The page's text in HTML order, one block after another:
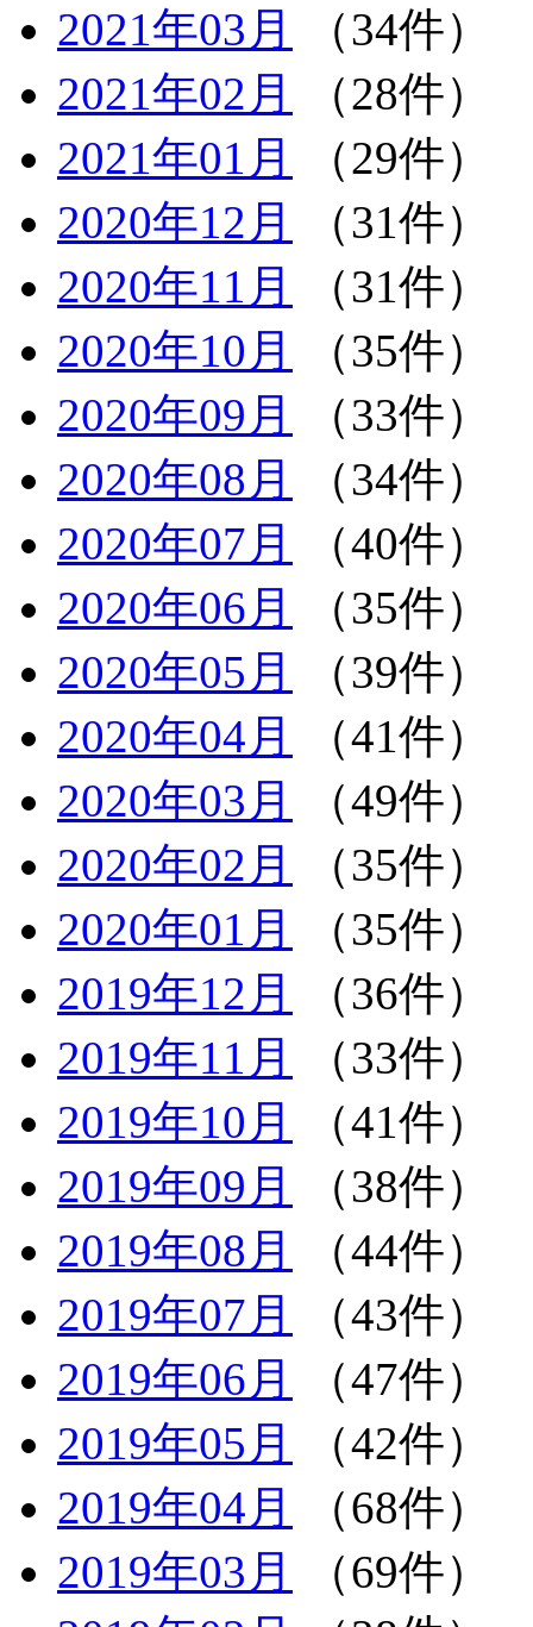
2021年03月
（34件）
2021年02月
（28件）
2021年01月
（29件）
2020年12月
（31件）
2020年11月
（31件）
2020年10月
（35件）
2020年09月
（33件）
2020年08月
（34件）
2020年07月
（40件）
2020年06月
（35件）
2020年05月
（39件）
2020年04月
（41件）
2020年03月
（49件）
2020年02月
（35件）
2020年01月
（35件）
2019年12月
（36件）
2019年11月
（33件）
2019年10月
（41件）
2019年09月
（38件）
2019年08月
（44件）
2019年07月
（43件）
2019年06月
（47件）
2019年05月
（42件）
2019年04月
（68件）
2019年03月
（69件）